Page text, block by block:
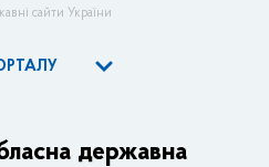
сайти України
державна